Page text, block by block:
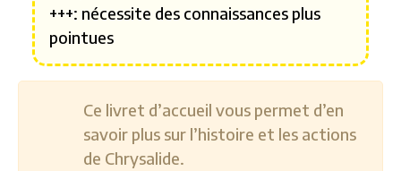
+++: nécessite des connaissances plus
pointues
Ce livret d’accueil vous permet d’en
savoir plus sur l’histoire et les actions
de Chrysalide.